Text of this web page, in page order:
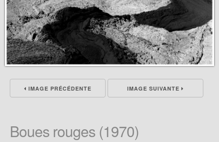
IMAGE PRÉCÉDENTE IMAGE SUIVANTE
Boues rouges (1970)